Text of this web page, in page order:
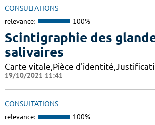
CONSULTATIONS
relevance: 100%
Scintigraphie des
salivaires
Carte vitale,Pièce
19/10/2021 11:41
CONSULTATIONS
relevance: 100%